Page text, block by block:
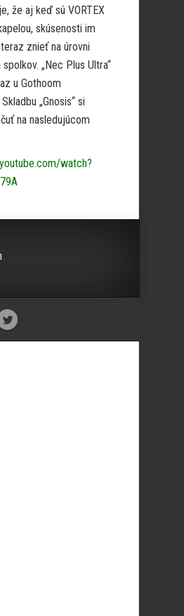
že aj keď sú VORTEX
skúsenosti im
znieť na úrovni
„Nec Plus Ultra“
u Gothoom
„Gnosis“ si
na nasledujúcom
watch?